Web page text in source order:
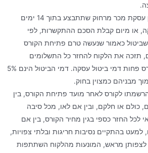
הודעת ביטול בגין עסקת מכר מרחוק שתתבצע בתוך 14 ימים
או מיום קבלת הסכם ההתקשרות, לפי
כאמור שנעשה טרם פתיחת הקורס
תזכה את הלקוח להחזר כל התשלומים
ששילם עבור הקורס פחות דמי ביטול עסקה. דמי הביטול הינם 5%
לקורס לאחר מועד פתיחת הקורס, בין
כולם או חלקם, ובין אם לאו, מכל סיבה
לכל החזר כספי בגין מחיר הקורס, בין אם
למעט בהתקיים נסיבות חריגות ובלתי צפויות,
לצפותן מראש, המונעות מהלקוח השתתפות